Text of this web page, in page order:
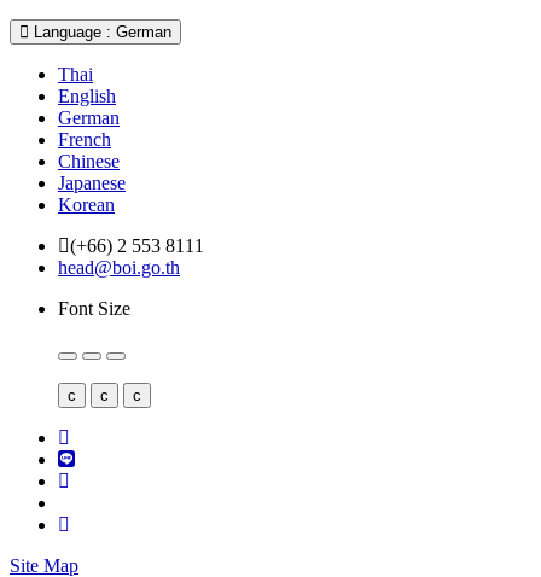
Language : German
Thai
English
German
French
Chinese
Japanese
Korean
(+66) 2 553 8111
head@boi.go.th
Font Size
c c c
Site Map